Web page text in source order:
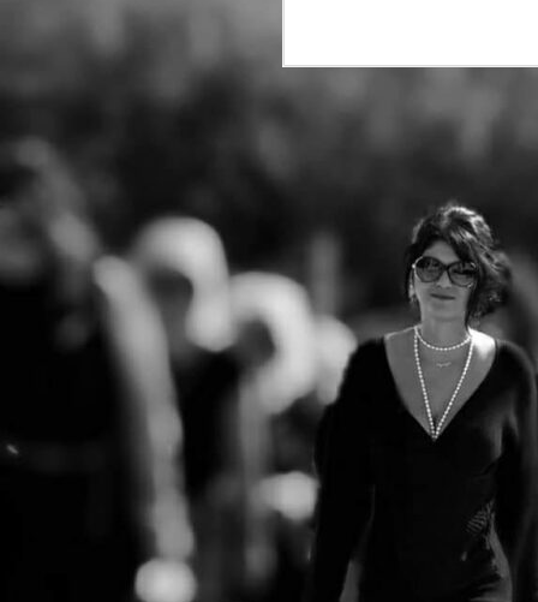
13
"Ο Επιθεωρητής
Ηλιούπολη την
Τετάρτη 15 Ιουλίου
στις 21:30
Η απόλυτη θεατρική ανατροπή
του καλοκαιριού ταξιδεύει! Ο
μετρ των
μεγάλων τηλεοπτικών και
θεατρικών επιτυχιών,
σκηνοθετεί το κορυφαίο έργο
του Βρετανού συγγραφέα
Ντέιβιντ Τρίστραμ, «Ο
Επιθεωρητής Ντρέικ και η